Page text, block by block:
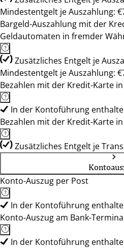
Mindestentgelt je Auszahlung:
Bargeld-Auszahlung mit der
Geldautomaten in fremder
Zusätzliches Entgelt je
Mindestentgelt je Auszahlung:
Bezahlen mit der Kredit-Karte
In der Kontoführung
Bezahlen mit der Kredit-Karte
Zusätzliches Entgelt je
Konto-Auszug per Post
In der Kontoführung
Konto-Auszug am Bank-
In der Kontoführung